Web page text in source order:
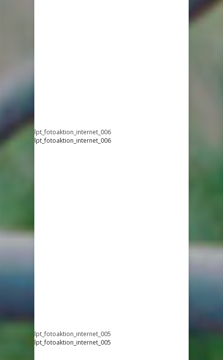
lpt_fotoaktion_internet_006
lpt_fotoaktion_internet_006
lpt_fotoaktion_internet_005
lpt_fotoaktion_internet_005